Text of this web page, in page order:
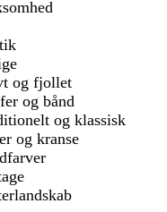
og fjollet
og bånd
og klassisk
og kranse